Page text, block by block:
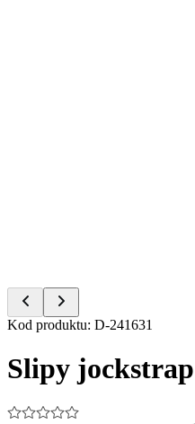
Item
of
2
Kod produktu: D-241631
Slipy jockstrap